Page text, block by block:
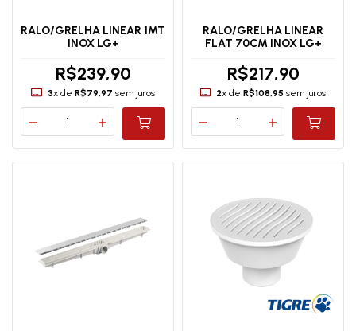
RALO/GRELHA LINEAR 1MT
INOX LG+
R$239,90
3x de R$79,97 sem juros
RALO/GRELHA LINEAR
FLAT 70CM INOX LG+
R$217,90
2x deR$108,95 sem juros